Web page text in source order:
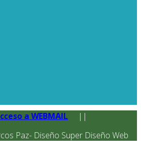
a WEBMAIL
||
Paz- Diseño Super Diseño Web